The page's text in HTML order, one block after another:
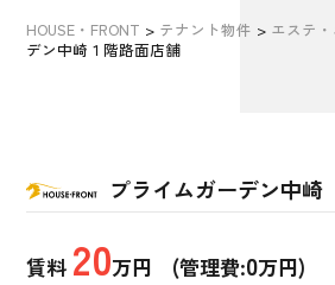
HOUSE・FRONT > テナント物件 > エステ
デン中崎１階路面店舗
プライムガーデン中崎
賃料 20万円 (管理費:0万円)